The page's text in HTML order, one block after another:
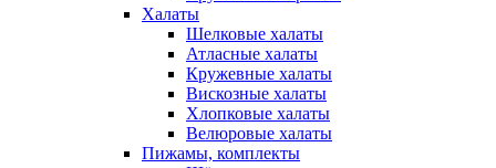
Халаты
Шелковые халаты
Атласные халаты
Кружевные халаты
Вискозные халаты
Хлопковые халаты
Велюровые халаты
Пижамы, комплекты